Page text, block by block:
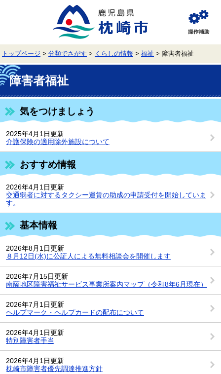
で
す。
ば
し
て
本
覧
補
助
トップページ > 分類でさがす > くらしの情報 > 福祉 > 障害者福祉
本
文 障害者福祉
気をつけましょう
2025年4月1日更新
介護保険の適用除外施設について
おすすめ情報
2026年4月1日更新
交通弱者に対するタクシー運賃の助成の申請受付を開始していま
す。
基本情報
2026年8月1日更新
８月12日(水)に公証人による無料相談会を開催します
2026年7月15日更新
南薩地区障害福祉サービス事業所案内マップ（令和8年6月現在）
2026年7月1日更新
ヘルプマーク・ヘルプカードの配布について
2026年4月1日更新
特別障害者手当
2026年4月1日更新
枕崎市障害者優先調達推進方針